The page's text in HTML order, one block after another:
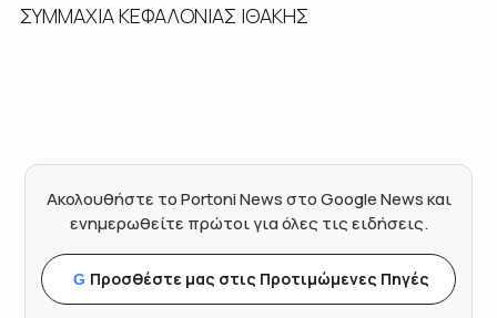
ΣΥΜΜΑΧΙΑ ΚΕΦΑΛΟΝΙΑΣ ΙΘΑΚΗΣ
Ακολουθήστε το Portoni News στο Google News και
ενημερωθείτε πρώτοι για όλες τις ειδήσεις.
G Προσθέστε μας στις Προτιμώμενες Πηγές